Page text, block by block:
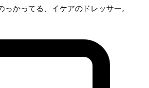
っかってる、イケアのドレッサー。